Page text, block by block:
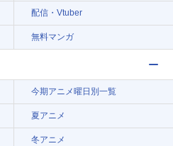
配信・Vtuber
無料マンガ
今期アニメ曜日別一覧
夏アニメ
冬アニメ